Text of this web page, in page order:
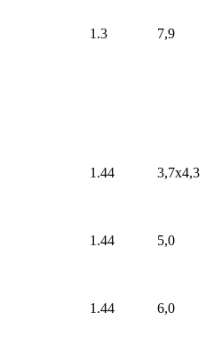
1.3 7,9
1.44 3,7х4,3
1.44 5,0
1.44 6,0